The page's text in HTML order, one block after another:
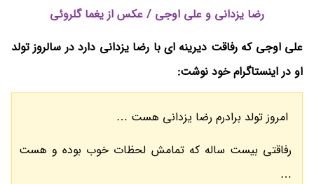
رضا یزدانی و علی اوجی / عکس از یغما گلروئی
علی اوجی که رفاقت دیرینه ای با رضا یزدانی دارد در سالروز تولد
او در اینستاگرام خود نوشت:
امروز تولد برادرم رضا یزدانی هست …
رفاقتی بیست ساله که تمامش لحظات خوب بوده و هست
…